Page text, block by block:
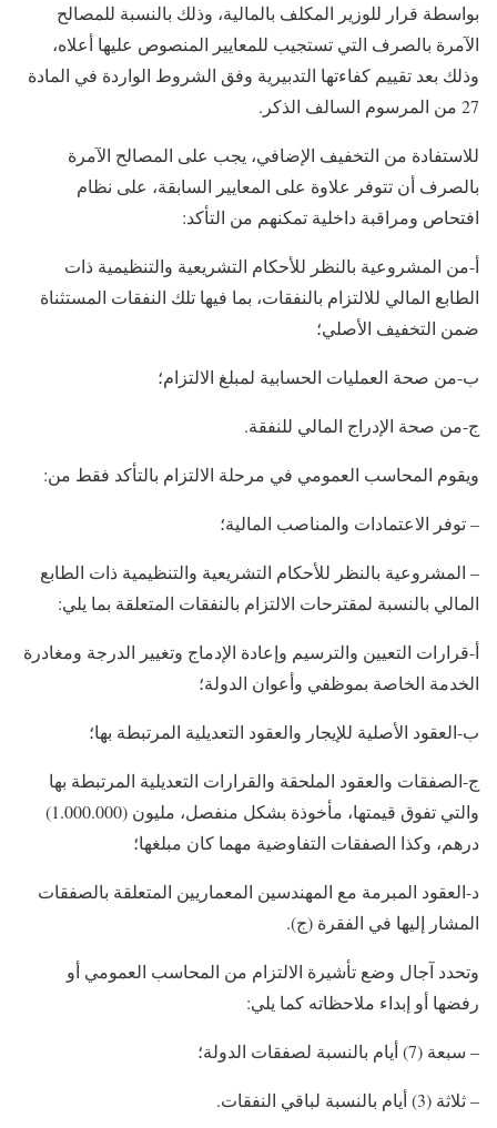
بواسطة قرار للوزير المكلف بالمالية، وذلك بالنسبة للمصالح
الآمرة بالصرف التي تستجيب للمعايير المنصوص عليها أعلاه،
وذلك بعد تقييم كفاءتها التدبيرية وفق الشروط الواردة في المادة
27 من المرسوم السالف الذكر.
للاستفادة من التخفيف الإضافي، يجب على المصالح الآمرة
بالصرف أن تتوفر علاوة على المعايير السابقة، على نظام
افتحاص ومراقبة داخلية تمكنهم من التأكد:
أ-من المشروعية بالنظر للأحكام التشريعية والتنظيمية ذات
الطابع المالي للالتزام بالنفقات، بما فيها تلك النفقات المستثناة
ضمن التخفيف الأصلي؛
ب-من صحة العمليات الحسابية لمبلغ الالتزام؛
ج-من صحة الإدراج المالي للنفقة.
ويقوم المحاسب العمومي في مرحلة الالتزام بالتأكد فقط من:
– توفر الاعتمادات والمناصب المالية؛
– المشروعية بالنظر للأحكام التشريعية والتنظيمية ذات الطابع
المالي بالنسبة لمقترحات الالتزام بالنفقات المتعلقة بما يلي:
أ-قرارات التعيين والترسيم وإعادة الإدماج وتغيير الدرجة ومغادرة
الخدمة الخاصة بموظفي وأعوان الدولة؛
ب-العقود الأصلية للإيجار والعقود التعديلية المرتبطة بها؛
ج-الصفقات والعقود الملحقة والقرارات التعديلية المرتبطة بها
والتي تفوق قيمتها، مأخوذة بشكل منفصل، مليون (1.000.000)
درهم، وكذا الصفقات التفاوضية مهما كان مبلغها؛
د-العقود المبرمة مع المهندسين المعماريين المتعلقة بالصفقات
المشار إليها في الفقرة (ج).
وتحدد آجال وضع تأشيرة الالتزام من المحاسب العمومي أو
رفضها أو إبداء ملاحظاته كما يلي:
– سبعة (7) أيام بالنسبة لصفقات الدولة؛
– ثلاثة (3) أيام بالنسبة لباقي النفقات.